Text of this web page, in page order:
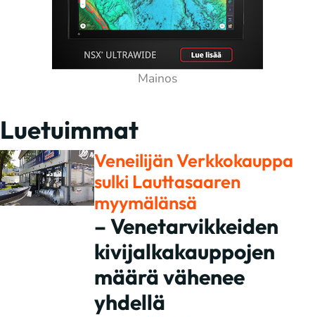
Luetuimmat
Veneilijän Verkkokauppa
sulki Lauttasaaren
myymälänsä
– Venetarvikkeiden
kivijalkakauppojen
määrä vähenee
yhdellä